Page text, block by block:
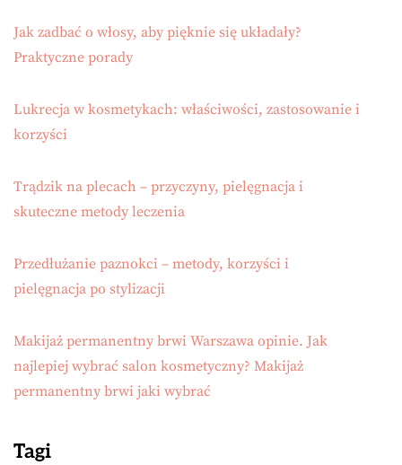
Jak zadbać o włosy, aby pięknie się układały?
Praktyczne porady
Lukrecja w kosmetykach: właściwości, zastosowanie i
korzyści
Trądzik na plecach – przyczyny, pielęgnacja i
skuteczne metody leczenia
Przedłużanie paznokci – metody, korzyści i
pielęgnacja po stylizacji
Makijaż permanentny brwi Warszawa opinie. Jak
najlepiej wybrać salon kosmetyczny? Makijaż
permanentny brwi jaki wybrać
Tagi